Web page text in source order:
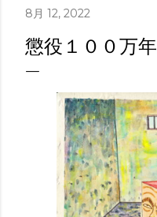
8月 12, 2022
懲役１００万年